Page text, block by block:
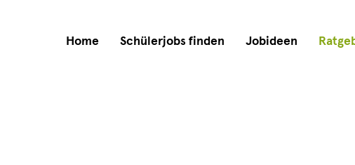
Home Schülerjobs finden Jobideen